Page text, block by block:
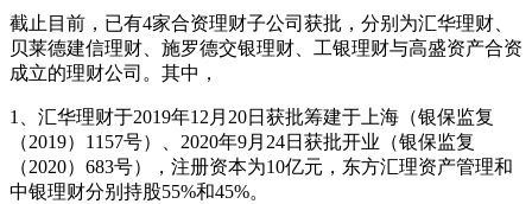
截止目前，已有4家合资理财子公司获批，分别为汇华理财、
贝莱德建信理财、施罗德交银理财、工银理财与高盛资产合资
成立的理财公司。其中，
1、汇华理财于2019年12月20日获批筹建于上海（银保监复
（2019）1157号）、2020年9月24日获批开业（银保监复
（2020）683号），注册资本为10亿元，东方汇理资产管理和
中银理财分别持股55%和45%。